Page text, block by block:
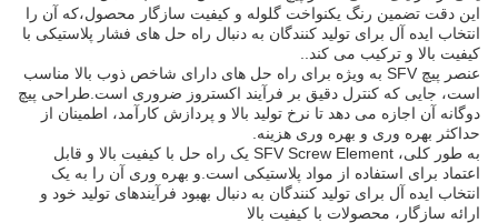
این دقت تضمین رنگ یکنواخت گلوله و کیفیت سازگار محصول،که آن را
انتخاب ایده آل برای تولید کنندگان به دنبال راه حل های فشار پلاستیکی با
کیفیت بالا و ترکیب می کند..
عنصر پیچ SFV به ویژه برای راه حل های دارای شاخص ذوب بالا مناسب
است، جایی که کنترل دقیق بر فرآیند اکستروز ضروری است.طراحی پیچ
دوگانه آن اجازه می دهد تا نرخ تولید بالا و پردازش کارآمد، اطمینان از
حداکثر بهره وری و بهره وری هزینه.
به طور کلی، SFV Screw Element یک راه حل با کیفیت بالا و قابل
اعتماد برای استفاده از مواد پلاستیکی است.و بهره وری آن را به یک
انتخاب ایده آل برای تولید کنندگان به دنبال بهبود فرآیندهای تولید خود و
ارائه سازگار، محصولات با کیفیت بالا